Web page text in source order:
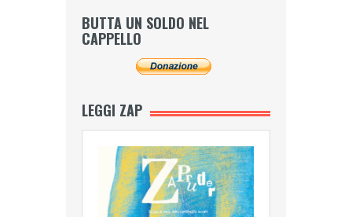
BUTTA UN SOLDO NEL
CAPPELLO
LEGGI ZAP